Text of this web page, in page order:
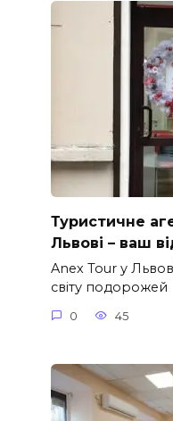
Туристичне
Львові – ваш
Anex Tour у
світу подорожей
0 45